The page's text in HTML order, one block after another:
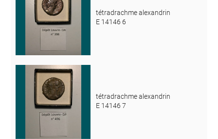
tétradrachme alexandrin
E 14146 6
tétradrachme alexandrin
E 14146 7